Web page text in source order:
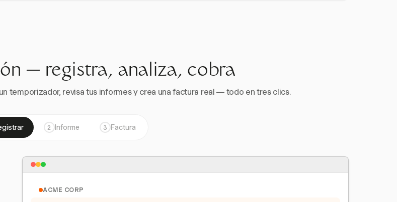
— registra, analiza, cobra
temporizador, revisa tus informes y crea una factura real — todo en tres clics.
2 Informe 3 Factura
ACME CORP